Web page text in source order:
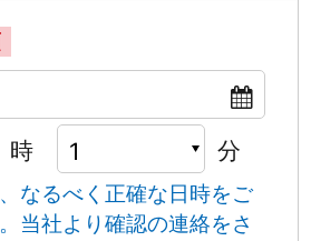
時 分
なるべく正確な日時をご
当社より確認の連絡をさ